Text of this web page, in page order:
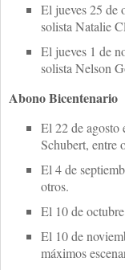
El jueves 25 de
solista Natalie
El jueves 1 de
solista Nelson
Abono Bicentenario
El 22 de
Schubert, entre
El 4 de
otros.
El 10 de
El 10 de
máximos